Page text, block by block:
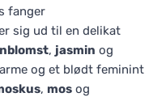
fanger
sig ud til en delikat
, jasmin og
og et blødt feminint
, mos og